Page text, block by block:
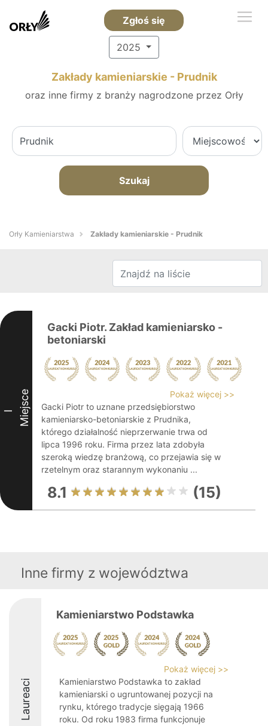
Zgłoś się
2025
Zakłady kamieniarskie - Prudnik
oraz inne firmy z branży nagrodzone przez Orły
Szukaj
Orły Kamieniarstwa Zakłady kamieniarskie - Prudnik
I Miejsce
Gacki Piotr. Zakład kamieniarsko -
betoniarski
Pokaż więcej >>
Gacki Piotr to uznane przedsiębiorstwo
kamieniarsko-betoniarskie z Prudnika,
którego działalność nieprzerwanie trwa od
lipca 1996 roku. Firma przez lata zdobyła
szeroką wiedzę branżową, co przejawia się w
rzetelnym oraz starannym wykonaniu ...
8.1 (15)
Inne firmy z województwa
Laureaci
Kamieniarstwo Podstawka
Pokaż więcej >>
Kamieniarstwo Podstawka to zakład
kamieniarski o ugruntowanej pozycji na
rynku, którego tradycje sięgają 1966
roku. Od roku 1983 firma funkcjonuje